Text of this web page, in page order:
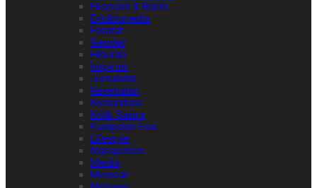
Ekonomi & Bisnis
Ensiklopedia
Filsafat
Gender
Hiburan
Inspirasi
Jurnalistik
Kesehatan
Komunikasi
Kritik Sastra
Kumpulan Esai
Lifestyle
Manajemen
Media
Memoar